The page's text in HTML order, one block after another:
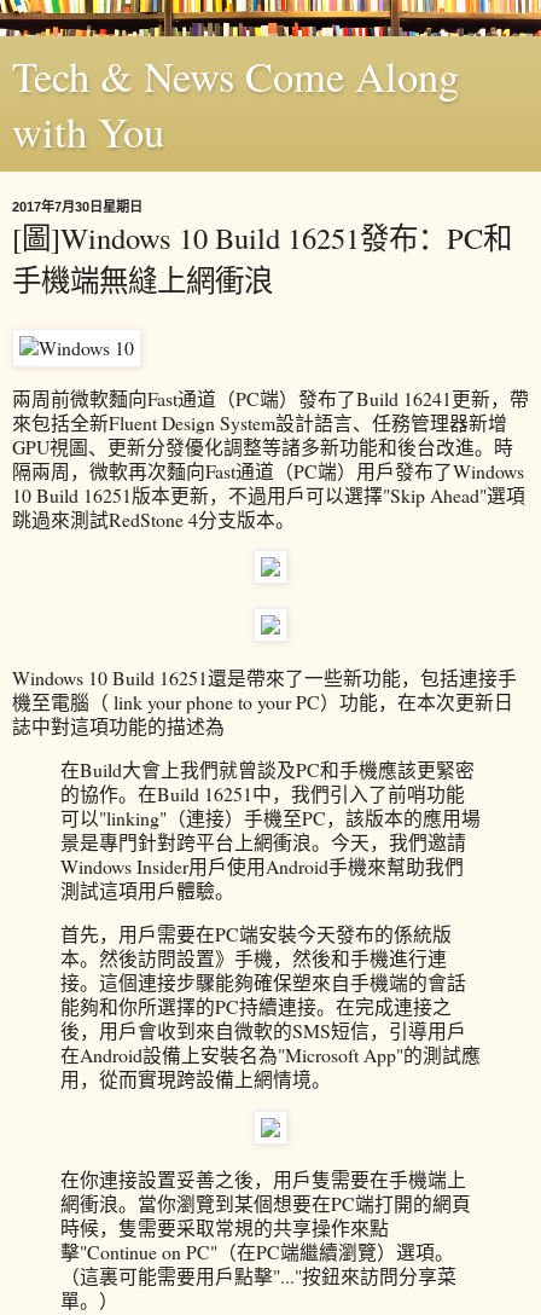
Tech & News Come Along
with You
2017年7月30日星期日
[圖]Windows 10 Build 16251發布：PC和
手機端無縫上網衝浪
兩周前微軟麵向Fast通道（PC端）發布了Build 16241更新，帶
來包括全新Fluent Design System設計語言、任務管理器新增
GPU視圖、更新分發優化調整等諸多新功能和後台改進。時
隔兩周，微軟再次麵向Fast通道（PC端）用戶發布了Windows
10 Build 16251版本更新，不過用戶可以選擇"Skip Ahead"選項
跳過來測試RedStone 4分支版本。
Windows 10 Build 16251還是帶來了一些新功能，包括連接手
機至電腦（ link your phone to your PC）功能，在本次更新日
誌中對這項功能的描述為
在Build大會上我們就曾談及PC和手機應該更緊密
的協作。在Build 16251中，我們引入了前哨功能
可以"linking"（連接）手機至PC，該版本的應用場
景是專門針對跨平台上網衝浪。今天，我們邀請
Windows Insider用戶使用Android手機來幫助我們
測試這項用戶體驗。
首先，用戶需要在PC端安裝今天發布的係統版
本。然後訪問設置》手機，然後和手機進行連
接。這個連接步驟能夠確保塑來自手機端的會話
能夠和你所選擇的PC持續連接。在完成連接之
後，用戶會收到來自微軟的SMS短信，引導用戶
在Android設備上安裝名為"Microsoft App"的測試應
用，從而實現跨設備上網情境。
在你連接設置妥善之後，用戶隻需要在手機端上
網衝浪。當你瀏覽到某個想要在PC端打開的網頁
時候，隻需要采取常規的共享操作來點
擊"Continue on PC"（在PC端繼續瀏覽）選項。
（這裏可能需要用戶點擊"..."按鈕來訪問分享菜
單。）